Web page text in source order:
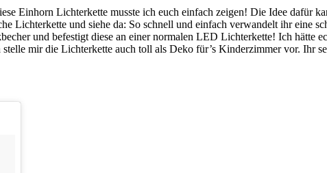
Einhorn Lichterkette musste ich euch einfach zeigen! Die Idee dafür
Lichterkette und siehe da: So schnell und einfach verwandelt ihr eine
und befestigt diese an einer normalen LED Lichterkette! Ich hätte
mir die Lichterkette auch toll als Deko für’s Kinderzimmer vor. Ihr